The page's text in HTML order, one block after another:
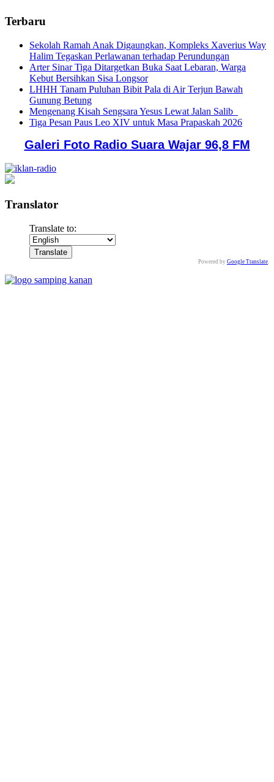
Terbaru
Sekolah Ramah Anak Digaungkan, Kompleks Xaverius Way
Halim Tegaskan Perlawanan terhadap Perundungan
Arter Sinar Tiga Ditargetkan Buka Saat Lebaran, Warga
Kebut Bersihkan Sisa Longsor
LHHH Tanam Puluhan Bibit Pala di Air Terjun Bawah
Gunung Betung
Mengenang Kisah Sengsara Yesus Lewat Jalan Salib
Tiga Pesan Paus Leo XIV untuk Masa Prapaskah 2026
Galeri Foto Radio Suara Wajar 96,8 FM
Translator
Translate to:
Powered by Google Translate